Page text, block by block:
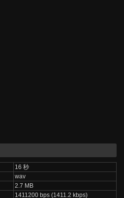
16 秒
wav
2.7 MB
1411200 bps (1411.2 kbps)